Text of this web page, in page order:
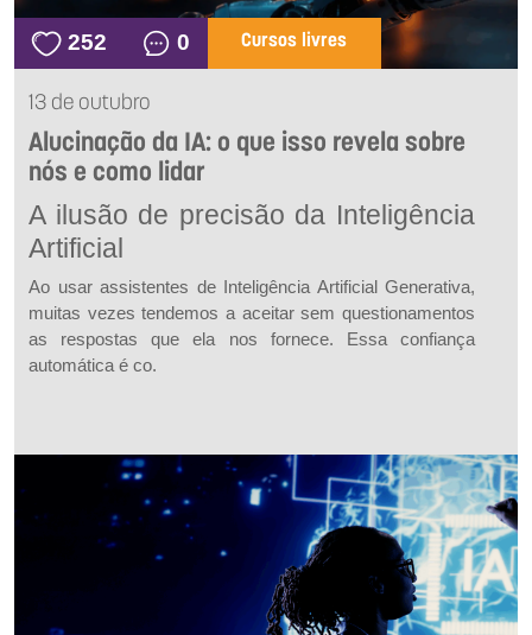
252 0 Cursos livres
13 de outubro
Alucinação da IA: o que isso revela sobre
nós e como lidar
A ilusão de precisão da Inteligência
Artificial
Ao usar assistentes de Inteligência Artificial Generativa,
muitas vezes tendemos a aceitar sem questionamentos
as respostas que ela nos fornece. Essa confiança
automática é co.